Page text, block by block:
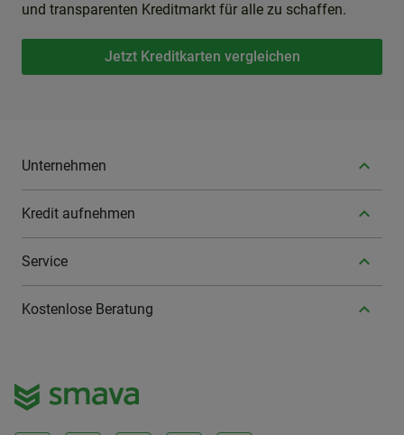
und transparenten Kreditmarkt für alle zu schaffen.
Jetzt Kreditkarten vergleichen
Unternehmen
Kredit aufnehmen
Service
Kostenlose Beratung